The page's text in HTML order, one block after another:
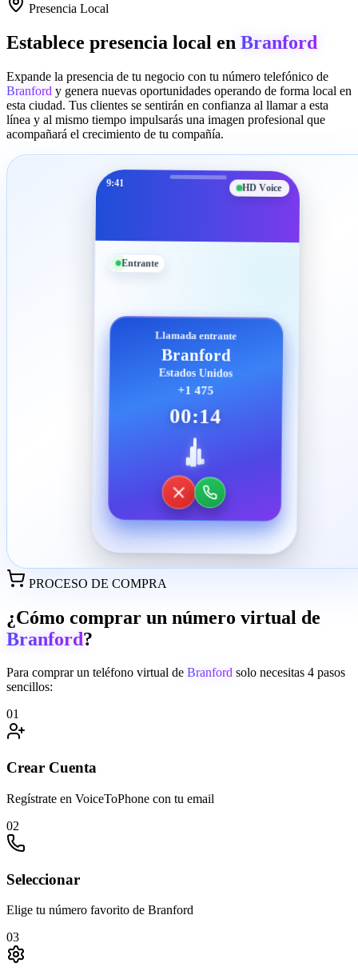
Presencia Local
Establece presencia local en Branford
Expande la presencia de tu negocio con tu número telefónico de
Branford y genera nuevas oportunidades operando de forma local en
esta ciudad. Tus clientes se sentirán en confianza al llamar a esta
línea y al mismo tiempo impulsarás una imagen profesional que
acompañará el crecimiento de tu compañía.
9:41 HD Voice
Entrante
Llamada entrante
Branford
Estados Unidos
+1 475
00:14
PROCESO DE COMPRA
¿Cómo comprar un número virtual de
Branford?
Para comprar un teléfono virtual de Branford solo necesitas 4 pasos
sencillos:
01
Crear Cuenta
Regístrate en VoiceToPhone con tu email
02
Seleccionar
Elige tu número favorito de Branford
03